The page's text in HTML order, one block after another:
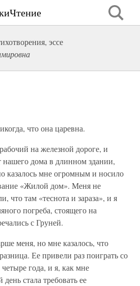
эссе
что она царевна.
на железной дороге, и
нашего дома в длинном здании,
казалось мне огромным и носило
«Жилой дом». Меня не
что там «теснота и зараза», и я
погреба, стоящего на
с Груней.
меня, но мне казалось, что
Ее привели раз поиграть со
года, и я, как мне
стала требовать ее